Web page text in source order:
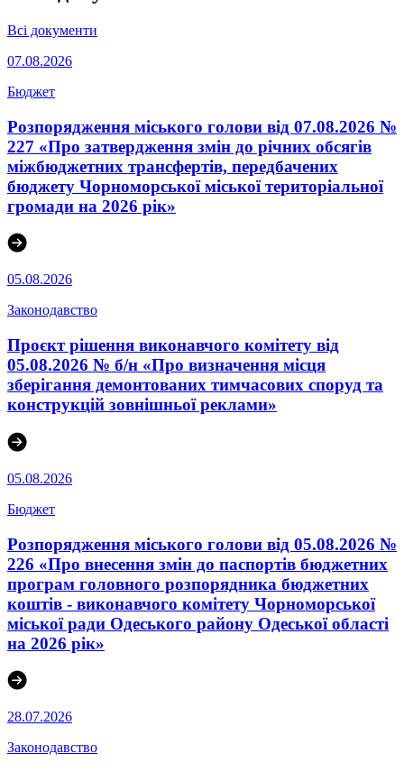
Всі документи
07.08.2026
Бюджет
Розпорядження міського голови від 07.08.2026 №
227 «Про затвердження змін до річних обсягів
міжбюджетних трансфертів, передбачених
бюджету Чорноморської міської територіальної
громади на 2026 рік»
05.08.2026
Законодавство
Проєкт рішення виконавчого комітету від
05.08.2026 № б/н «Про визначення місця
зберігання демонтованих тимчасових споруд та
конструкцій зовнішньої реклами»
05.08.2026
Бюджет
Розпорядження міського голови від 05.08.2026 №
226 «Про внесення змін до паспортів бюджетних
програм головного розпорядника бюджетних
коштів - виконавчого комітету Чорноморської
міської ради Одеського району Одеської області
на 2026 рік»
28.07.2026
Законодавство